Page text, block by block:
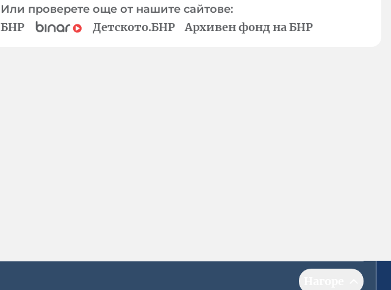
Или проверете още от нашите сайтове:
БНР Детското.БНР Архивен фонд на БНР